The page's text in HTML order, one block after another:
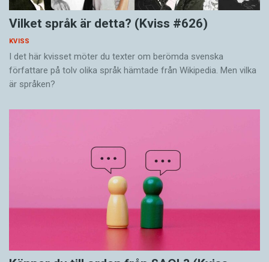
Vilket språk är detta? (Kviss #626)
KVISS
I det här kvisset möter du texter om berömda svenska
författare på tolv olika språk hämtade från Wikipedia. Men vilka
är språken?